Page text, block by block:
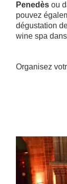
Penedès ou
pouvez
dégustation
wine spa
Organisez